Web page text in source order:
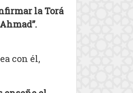
la Torá
con él,